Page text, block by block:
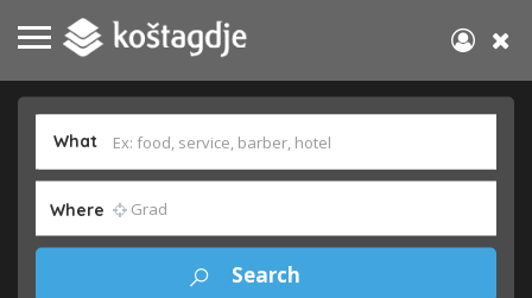
What
Where